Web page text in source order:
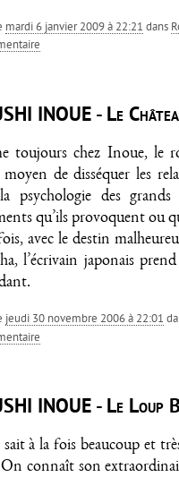
mardi 6 janvier 2009 à 22:21 dans
INOUE - Le
toujours chez Inoue, le
de disséquer les
psychologie des
qu’ils provoquent ou
avec le destin
l’écrivain japonais
jeudi 30 novembre 2006 à 22:01
INOUE - Le Loup
à la fois beaucoup et
connaît son